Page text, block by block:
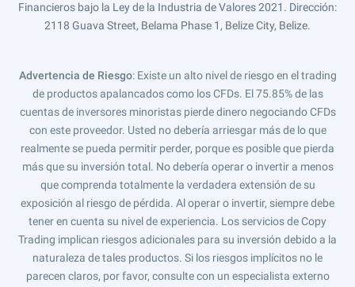
Financieros bajo la Ley de la Industria de Valores 2021. Dirección:
2118 Guava Street, Belama Phase 1, Belize City, Belize.
Advertencia de Riesgo: Existe un alto nivel de riesgo en el trading
de productos apalancados como los CFDs. El 75.85% de las
cuentas de inversores minoristas pierde dinero negociando CFDs
con este proveedor. Usted no debería arriesgar más de lo que
realmente se pueda permitir perder, porque es posible que pierda
más que su inversión total. No debería operar o invertir a menos
que comprenda totalmente la verdadera extensión de su
exposición al riesgo de pérdida. Al operar o invertir, siempre debe
tener en cuenta su nivel de experiencia. Los servicios de Copy
Trading implican riesgos adicionales para su inversión debido a la
naturaleza de tales productos. Si los riesgos implícitos no le
parecen claros, por favor, consulte con un especialista externo